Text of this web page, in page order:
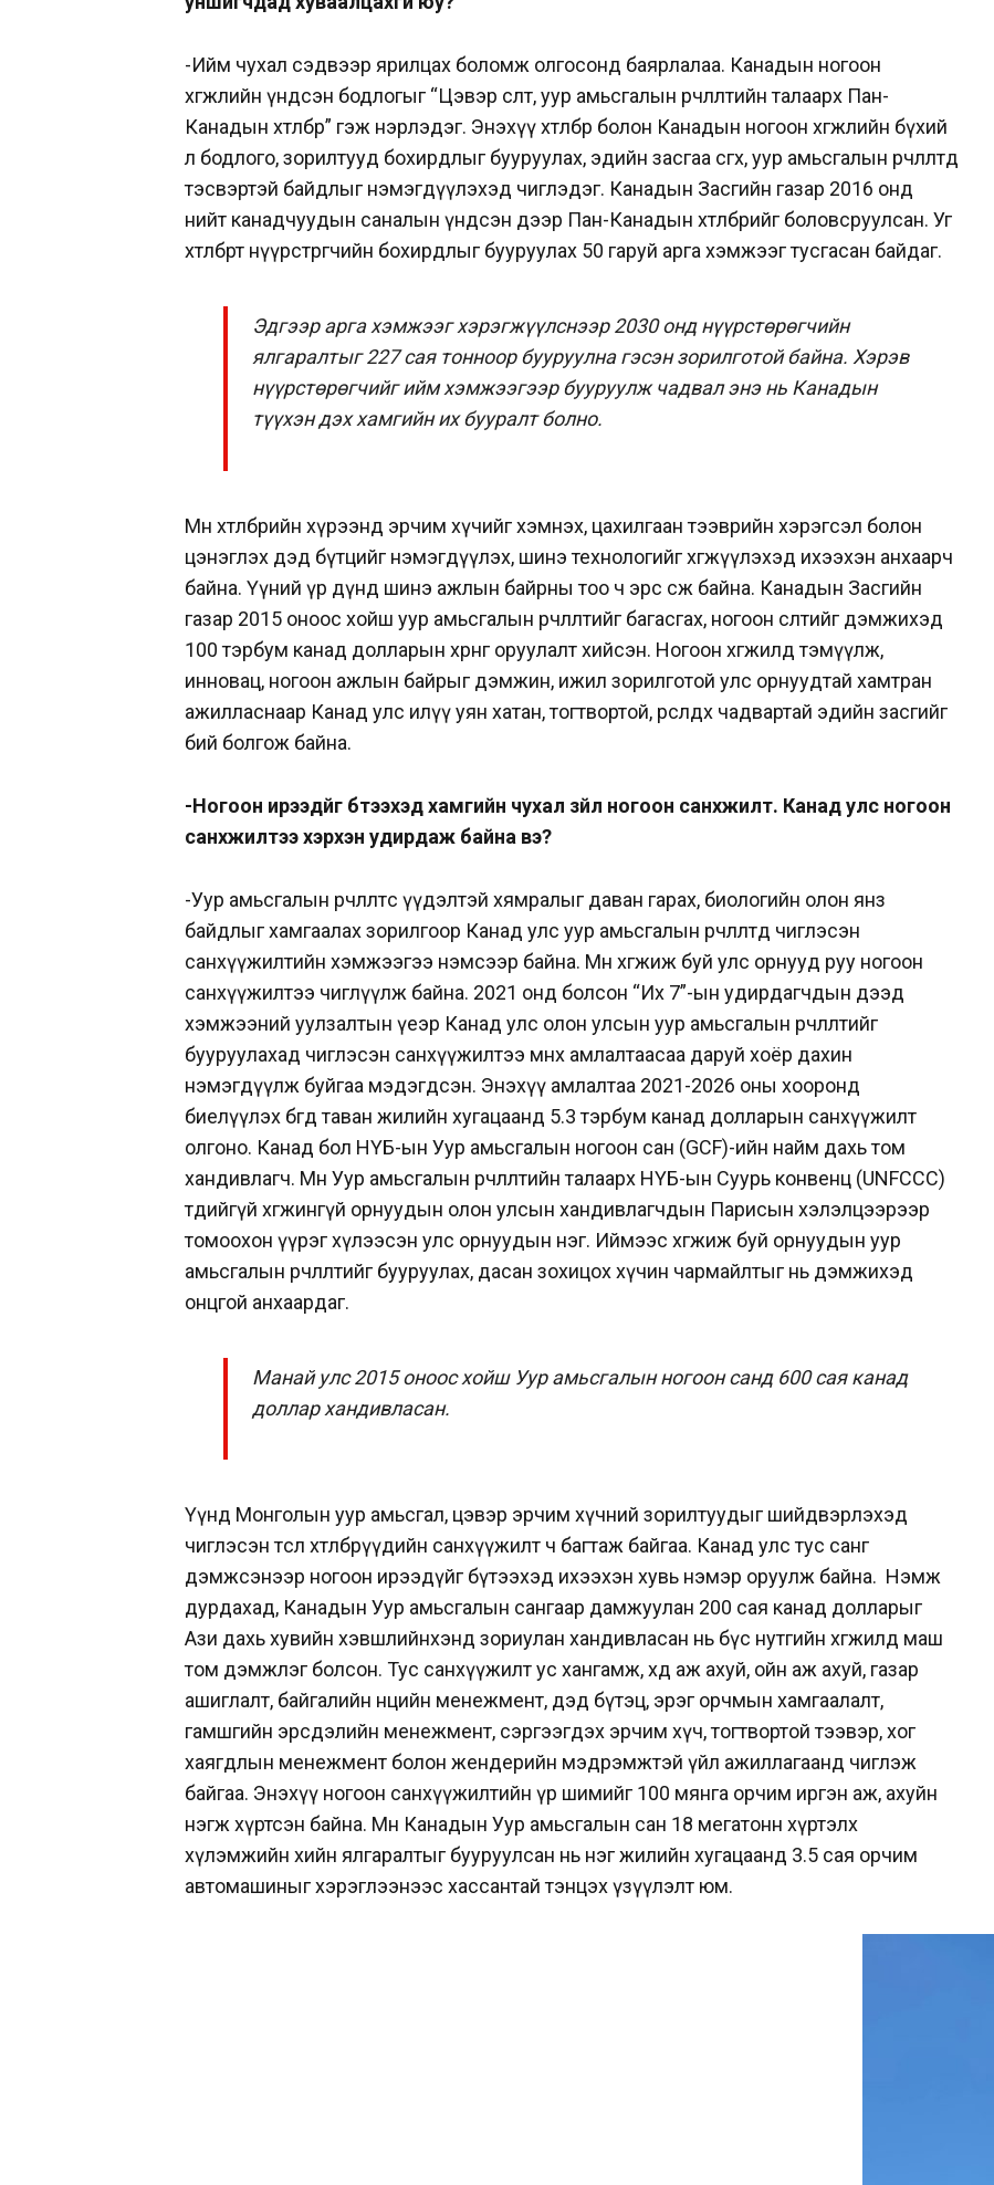
-Ийм чухал сэдвээр ярилцах боломж олгосонд баярлалаа. Канадын ногоон
хөгжлийн үндсэн бодлогыг “Цэвэр өсөлт, уур амьсгалын өөрчлөлтийн талаарх Пан-
Канадын хөтөлбөр” гэж нэрлэдэг. Энэхүү хөтөлбөр болон Канадын ногоон хөгжлийн бүхий
л бодлого, зорилтууд бохирдлыг бууруулах, эдийн засгаа өсгөх, уур амьсгалын өөрчлөлтөд
тэсвэртэй байдлыг нэмэгдүүлэхэд чиглэдэг. Канадын Засгийн газар 2016 онд
нийт канадчуудын саналын үндсэн дээр Пан-Канадын хөтөлбөрийг боловсруулсан. Уг
хөтөлбөрт нүүрстөрөгчийн бохирдлыг бууруулах 50 гаруй арга хэмжээг тусгасан байдаг.
Эдгээр арга хэмжээг хэрэгжүүлснээр 2030 онд нүүрстөрөгчийн
ялгаралтыг 227 сая тонноор бууруулна гэсэн зорилготой байна. Хэрэв
нүүрстөрөгчийг ийм хэмжээгээр бууруулж чадвал энэ нь Канадын
түүхэн дэх хамгийн их бууралт болно.
Мөн хөтөлбөрийн хүрээнд эрчим хүчийг хэмнэх, цахилгаан тээврийн хэрэгсэл болон
цэнэглэх дэд бүтцийг нэмэгдүүлэх, шинэ технологийг хөгжүүлэхэд ихээхэн анхаарч
байна. Үүний үр дүнд шинэ ажлын байрны тоо ч эрс өсөж байна. Канадын Засгийн
газар 2015 оноос хойш уур амьсгалын өөрчлөлтийг багасгах, ногоон өсөлтийг дэмжихэд
100 тэрбум канад долларын хөрөнгө оруулалт хийсэн. Ногоон хөгжилд тэмүүлж,
инновац, ногоон ажлын байрыг дэмжин, ижил зорилготой улс орнуудтай хамтран
ажилласнаар Канад улс илүү уян хатан, тогтвортой, өрсөлдөх чадвартай эдийн засгийг
бий болгож байна.
-Ногоон ирээдүйг бүтээхэд хамгийн чухал зүйл ногоон санхүүжилт. Канад улс ногоон
санхүүжилтээ хэрхэн удирдаж байна вэ?
-Уур амьсгалын өөрчлөлтөөс үүдэлтэй хямралыг даван гарах, биологийн олон янз
байдлыг хамгаалах зорилгоор Канад улс уур амьсгалын өөрчлөлтөд чиглэсэн
санхүүжилтийн хэмжээгээ нэмсээр байна. Мөн хөгжиж буй улс орнууд руу ногоон
санхүүжилтээ чиглүүлж байна. 2021 онд болсон “Их 7”-ын удирдагчдын дээд
хэмжээний уулзалтын үеэр Канад улс олон улсын уур амьсгалын өөрчлөлтийг
бууруулахад чиглэсэн санхүүжилтээ өмнөх амлалтаасаа даруй хоёр дахин
нэмэгдүүлж буйгаа мэдэгдсэн. Энэхүү амлалтаа 2021-2026 оны хооронд
биелүүлэх бөгөөд таван жилийн хугацаанд 5.3 тэрбум канад долларын санхүүжилт
олгоно. Канад бол НҮБ-ын Уур амьсгалын ногоон сан (GCF)-ийн найм дахь том
хандивлагч. Мөн Уур амьсгалын өөрчлөлтийн талаарх НҮБ-ын Суурь конвенц (UNFCCC)
төдийгүй хөгжингүй орнуудын олон улсын хандивлагчдын Парисын хэлэлцээрээр
томоохон үүрэг хүлээсэн улс орнуудын нэг. Иймээс хөгжиж буй орнуудын уур
амьсгалын өөрчлөлтийг бууруулах, дасан зохицох хүчин чармайлтыг нь дэмжихэд
онцгой анхаардаг.
Манай улс 2015 оноос хойш Уур амьсгалын ногоон санд 600 сая канад
доллар хандивласан.
Үүнд Монголын уур амьсгал, цэвэр эрчим хүчний зорилтуудыг шийдвэрлэхэд
чиглэсэн төсөл хөтөлбөрүүдийн санхүүжилт ч багтаж байгаа. Канад улс тус санг
дэмжсэнээр ногоон ирээдүйг бүтээхэд ихээхэн хувь нэмэр оруулж байна. Нэмж
дурдахад, Канадын Уур амьсгалын сангаар дамжуулан 200 сая канад долларыг
Ази дахь хувийн хэвшлийнхэнд зориулан хандивласан нь бүс нутгийн хөгжилд маш
том дэмжлэг болсон. Тус санхүүжилт ус хангамж, хөдөө аж ахуй, ойн аж ахуй, газар
ашиглалт, байгалийн нөөцийн менежмент, дэд бүтэц, эрэг орчмын хамгаалалт,
гамшгийн эрсдэлийн менежмент, сэргээгдэх эрчим хүч, тогтвортой тээвэр, хог
хаягдлын менежмент болон жендерийн мэдрэмжтэй үйл ажиллагаанд чиглэж
байгаа. Энэхүү ногоон санхүүжилтийн үр шимийг 100 мянга орчим иргэн аж, ахуйн
нэгж хүртсэн байна. Мөн Канадын Уур амьсгалын сан 18 мегатонн хүртэлх
хүлэмжийн хийн ялгаралтыг бууруулсан нь нэг жилийн хугацаанд 3.5 сая орчим
автомашиныг хэрэглээнээс хассантай тэнцэх үзүүлэлт юм.